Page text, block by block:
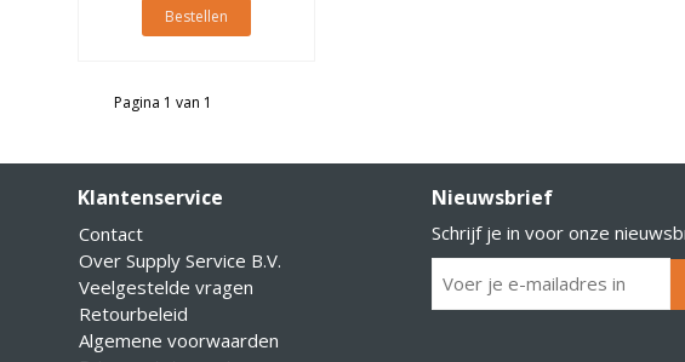
Bestellen
Pagina 1 van 1
Klantenservice
Contact
Over Supply Service B.V.
Veelgestelde vragen
Retourbeleid
Algemene voorwaarden
Nieuwsbrief
Schrijf je in voor onze